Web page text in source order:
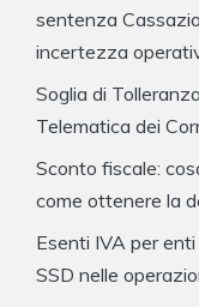
sentenza
incertezza
Soglia di
Telematica dei
Sconto fiscale:
come ottenere la
Esenti IVA per
SSD nelle